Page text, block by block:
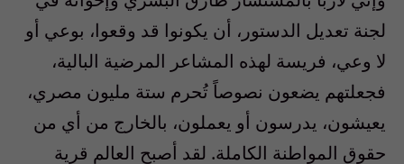
لجنة تعديل الدستور، أن يكونوا قد وقعوا، بوعي أو
لا وعي، فريسة لهذه المشاعر المرضية البالية،
فجعلتهم يضعون نصوصاً تُحرم ستة مليون مصري،
يعيشون، يدرسون أو يعملون، بالخارج من أي من
حقوق المواطنة الكاملة. لقد أصبح العالم قرية